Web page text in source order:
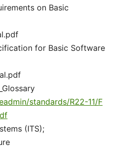
on Basic
for Basic Software
standards/R22-11/F
(ITS);